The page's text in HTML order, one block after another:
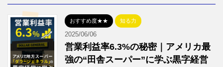
おすすめ度★★ 知る力
2025/06/06
営業利益率6.3%の秘密｜アメリカ最
強の“田舎スーパー”に学ぶ黒字経営